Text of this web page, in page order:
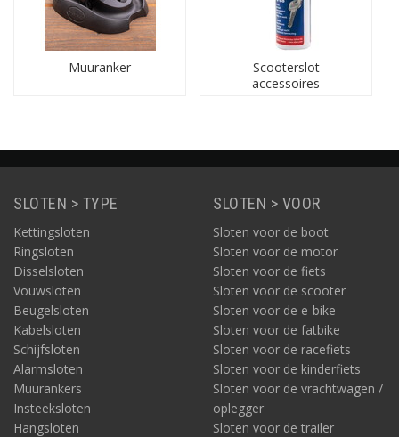
niet afhankelijk van een vast object zoals een lantaarnpaal
om uw scooter aan vast te maken en staat deze toch veilig
verankerd aan de vaste wereld.
Muuranker
Scooterslot
accessoires
SLOTEN > TYPE
Kettingsloten
Ringsloten
Disselsloten
Vouwsloten
Beugelsloten
Kabelsloten
Schijfsloten
Alarmsloten
Muurankers
Insteeksloten
Hangsloten
SLOTEN > VOOR
Sloten voor de boot
Sloten voor de motor
Sloten voor de fiets
Sloten voor de scooter
Sloten voor de e-bike
Sloten voor de fatbike
Sloten voor de racefiets
Sloten voor de kinderfiets
Sloten voor de vrachtwagen /
oplegger
Sloten voor de trailer